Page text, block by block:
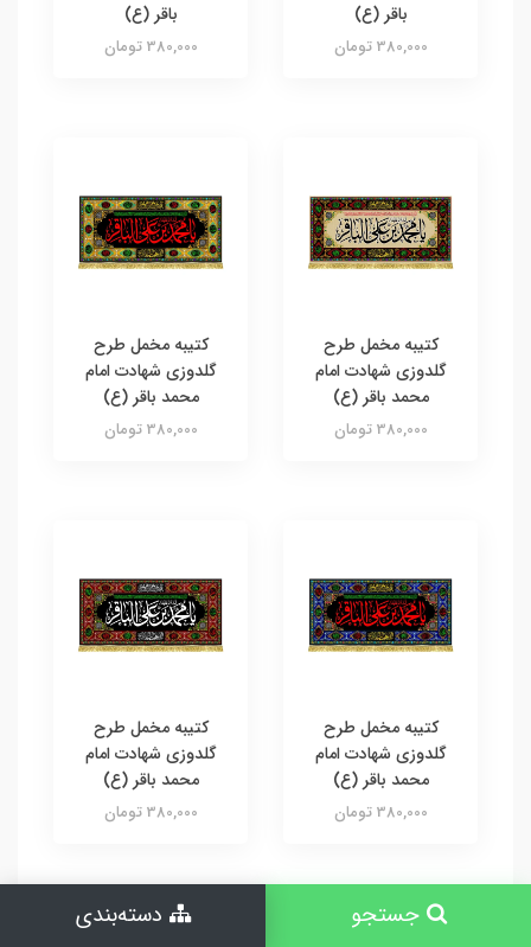
باقر (ع)
380,000 تومان
باقر (ع)
380,000 تومان
کتیبه مخمل طرح
گلدوزی شهادت امام
محمد باقر (ع)
380,000 تومان
کتیبه مخمل طرح
گلدوزی شهادت امام
محمد باقر (ع)
380,000 تومان
کتیبه مخمل طرح
گلدوزی شهادت امام
محمد باقر (ع)
380,000 تومان
کتیبه مخمل طرح
گلدوزی شهادت امام
محمد باقر (ع)
380,000 تومان
جستجو